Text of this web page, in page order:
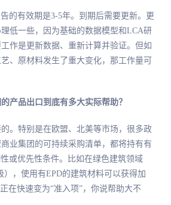
的有效期是3-5年。到期后需要更新。更
低一些，因为基础的数据模型和LCA研
作是更新数据、重新计算并验证。但如
、原材料发生了重大变化，那工作量可
产品出口到底有多大实际帮助？
。特别是在欧盟、北美等市场，很多政
业集团的可持续采购清单，都将持有有
或优先性条件。比如在绿色建筑领域
），使用有EPD的建筑材料可以获得加
在快速变为“准入项”，你说帮助大不